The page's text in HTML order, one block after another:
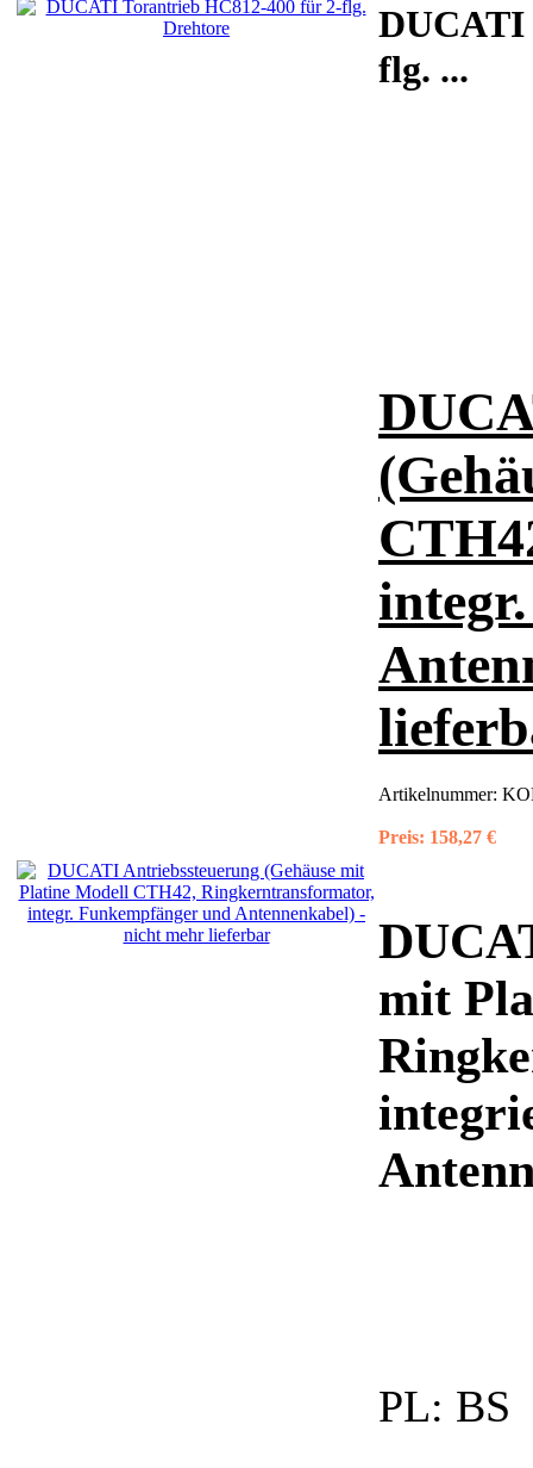
DUCATI
flg. ...
Artikelnummer:
Preis: 158,27 €
mit
PL: BS